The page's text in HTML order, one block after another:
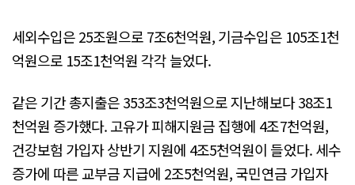
세외수입은 25조원으로 7조6천억원, 기금수입은 105조1천
억원으로 15조1천억원 각각 늘었다.
같은 기간 총지출은 353조3천억원으로 지난해보다 38조1
천억원 증가했다. 고유가 피해지원금 집행에 4조7천억원,
건강보험 가입자 상반기 지원에 4조5천억원이 들었다. 세수
증가에 따른 교부금 지급에 2조5천억원, 국민연금 가입자